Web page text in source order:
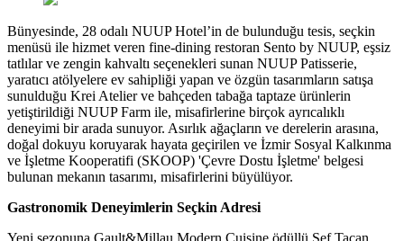
Bünyesinde, 28 odalı NUUP Hotel’in de bulunduğu tesis, seçkin
menüsü ile hizmet veren fine-dining restoran Sento by NUUP, eşsiz
tatlılar ve zengin kahvaltı seçenekleri sunan NUUP Patisserie,
yaratıcı atölyelere ev sahipliği yapan ve özgün tasarımların satışa
sunulduğu Krei Atelier ve bahçeden tabağa taptaze ürünlerin
yetiştirildiği NUUP Farm ile, misafirlerine birçok ayrıcalıklı
deneyimi bir arada sunuyor. Asırlık ağaçların ve derelerin arasına,
doğal dokuyu koruyarak hayata geçirilen ve İzmir Sosyal Kalkınma
ve İşletme Kooperatifi (SKOOP) 'Çevre Dostu İşletme' belgesi
bulunan mekanın tasarımı, misafirlerini büyülüyor.
Gastronomik Deneyimlerin Seçkin Adresi
Yeni sezonuna Gault&Millau Modern Cuisine ödüllü Şef Tacan